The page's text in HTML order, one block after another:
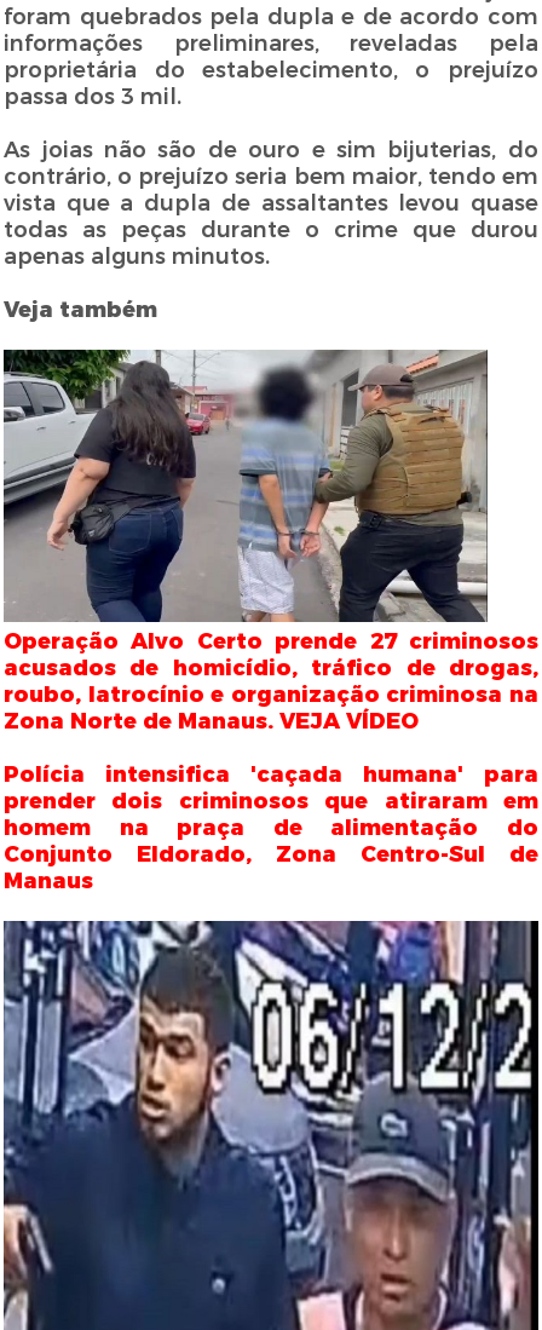
foram quebrados pela dupla e de acordo com
informações preliminares, reveladas pela
proprietária do estabelecimento, o prejuízo
passa dos 3 mil.
As joias não são de ouro e sim bijuterias, do
contrário, o prejuízo seria bem maior, tendo em
vista que a dupla de assaltantes levou quase
todas as peças durante o crime que durou
apenas alguns minutos.
Veja também
Operação Alvo Certo prende 27 criminosos
acusados de homicídio, tráfico de drogas,
roubo, latrocínio e organização criminosa na
Zona Norte de Manaus. VEJA VÍDEO
Polícia intensifica 'caçada humana' para
prender dois criminosos que atiraram em
homem na praça de alimentação do
Conjunto Eldorado, Zona Centro-Sul de
Manaus